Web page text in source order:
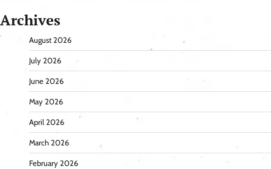
Archives
August 2026
July 2026
June 2026
May 2026
April 2026
March 2026
February 2026